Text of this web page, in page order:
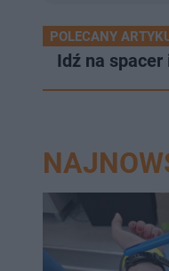
POLECANY
Idź na